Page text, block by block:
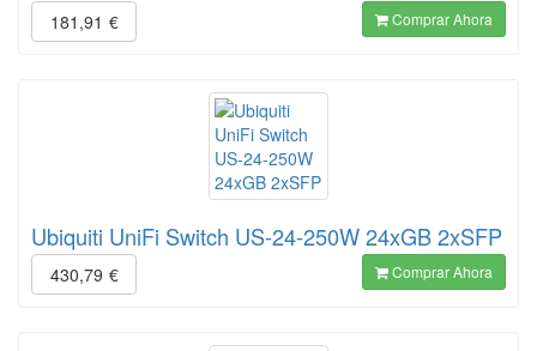
181,91 € Comprar Ahora
Ubiquiti UniFi Switch US-24-250W 24xGB 2xSFP
430,79 € Comprar Ahora